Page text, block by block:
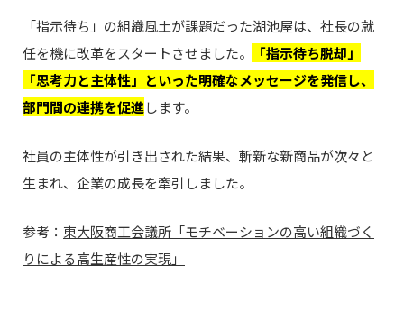
「指示待ち」の組織風土が課題だった湖池屋は、社長の就
任を機に改革をスタートさせました。
「指示待ち脱却」
「思考力と主体性」といった明確なメッセージを発信し、
部門間の連携を促進します。
社員の主体性が引き出された結果、斬新な新商品が次々と
生まれ、企業の成長を牽引しました。
参考： 東大阪商工会議所「モチベーションの高い組織づく
りによる高生産性の実現」